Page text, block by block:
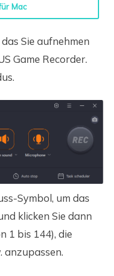
Mac
Sie aufnehmen
Game Recorder.
Symbol, um das
klicken Sie dann
1 bis 144), die
anzupassen.